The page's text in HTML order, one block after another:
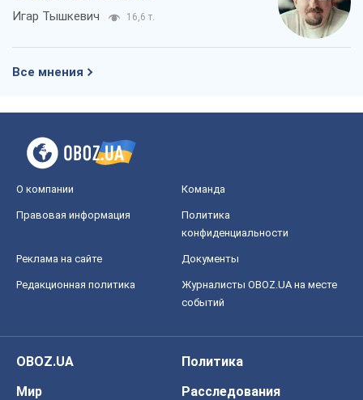
Игар Тышкевич 16,6 т.
Все мнения
О компании Команда
Правовая информация
Политика
конфиденциальности
Реклама на сайте Документы
Редакционная политика
Журналисты OBOZ.UA на месте
событий
OBOZ.UA
Политика
Мир
Расследования